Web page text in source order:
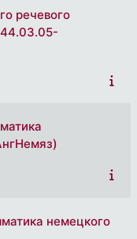
речевого
немецкого